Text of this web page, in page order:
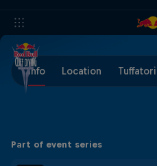
Info Location Tuffatori
Part of event series